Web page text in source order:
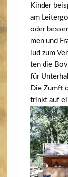
Kin­der
am
oder
men und
lud zum
ten die
für
Die Zumft
trinkt auf